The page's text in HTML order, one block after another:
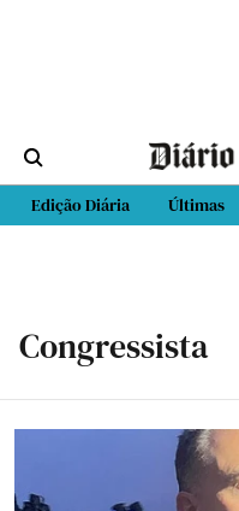
Edição Diária Últimas
Congressista